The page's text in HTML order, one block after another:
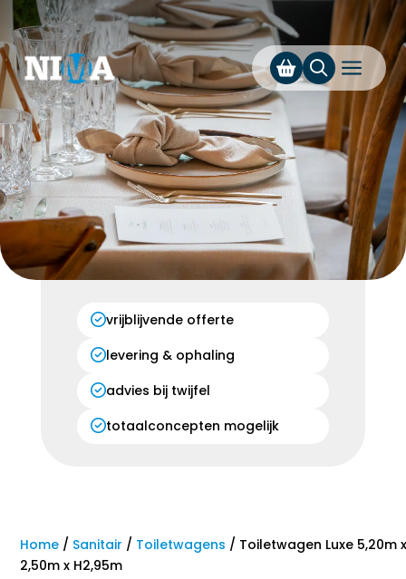
a
vrijblijvende offerte
levering & ophaling
advies bij twijfel
totaalconcepten mogelijk
Home / Sanitair / Toiletwagens / Toiletwagen Luxe 5,20m
2,50m x H2,95m